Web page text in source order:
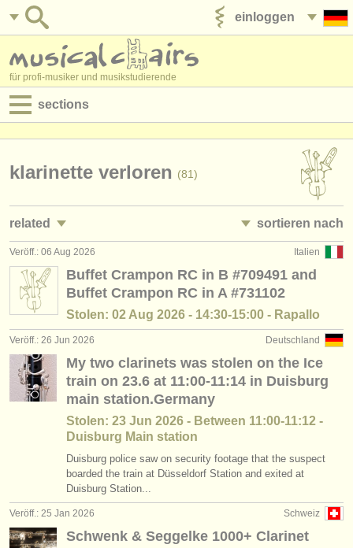
einloggen
für profi-musiker und musikstudierende
sections
jobs - verwaltung
degree courses
kurse
musikwettbewerbe
instrumentenverkauf
gestohlene instrumente
verzeichnisse:
orchester
musikhochschulen
jugendorchester
klarinette verloren (81)
related sortieren nach
jobs - aufführung: klarinette
jobs - unterrichten: klarinette (1)
kurse/masterclass klarinette (13)
kurse: classical clarinet (2)
degree courses: klarinette (9)
degree courses: classical clarinet
klarinettenwettbewerb
kleinanzeigen klarinette (14)
• herausgegeben
•
Italien
Veröff.: 06 Aug 2026
Buffet Crampon RC in B #709491 and
Buffet Crampon RC in A #731102
Stolen: 02 Aug 2026 - 14:30-15:00 - Rapallo
Deutschland
Veröff.: 26 Jun 2026
My two clarinets was stolen on the Ice
train on 23.6 at 11:00-11:14 in Duisburg
main station.Germany
Stolen: 23 Jun 2026 - Between 11:00-11:12 -
Duisburg Main station
Duisburg police saw on security footage that the suspect
boarded the train at Düsseldorf Station and exited at
Duisburg Station...
Schweiz
Veröff.: 25 Jan 2026
Schwenk & Seggelke 1000+ Clarinet